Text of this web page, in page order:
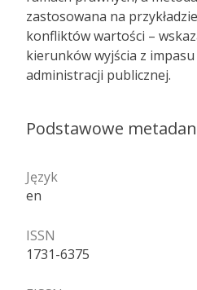
zastosowana na
konfliktów wartości –
kierunków wyjścia z
administracji publicznej.
Podstawowe
Język
en
ISSN
1731-6375